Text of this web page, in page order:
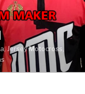
Jersey Motocross,